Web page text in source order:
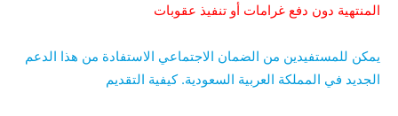
المنتهية دون دفع غرامات أو تنفيذ عقوبات
يمكن للمستفيدين من الضمان الاجتماعي الاستفادة من هذا الدعم
الجديد في المملكة العربية السعودية. كيفية التقديم